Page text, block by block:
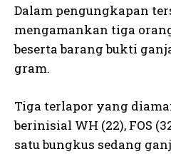
Dalam pengungkapan
mengamankan tiga
beserta barang bukti
gram.
Tiga terlapor yang
berinisial WH (22), FOS
satu bungkus sedang